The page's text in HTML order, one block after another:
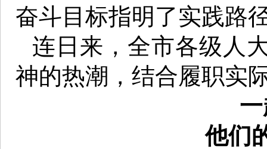
奋斗目标指明了实践路
连日来，全市各级人
神的热潮，结合履职实
他们